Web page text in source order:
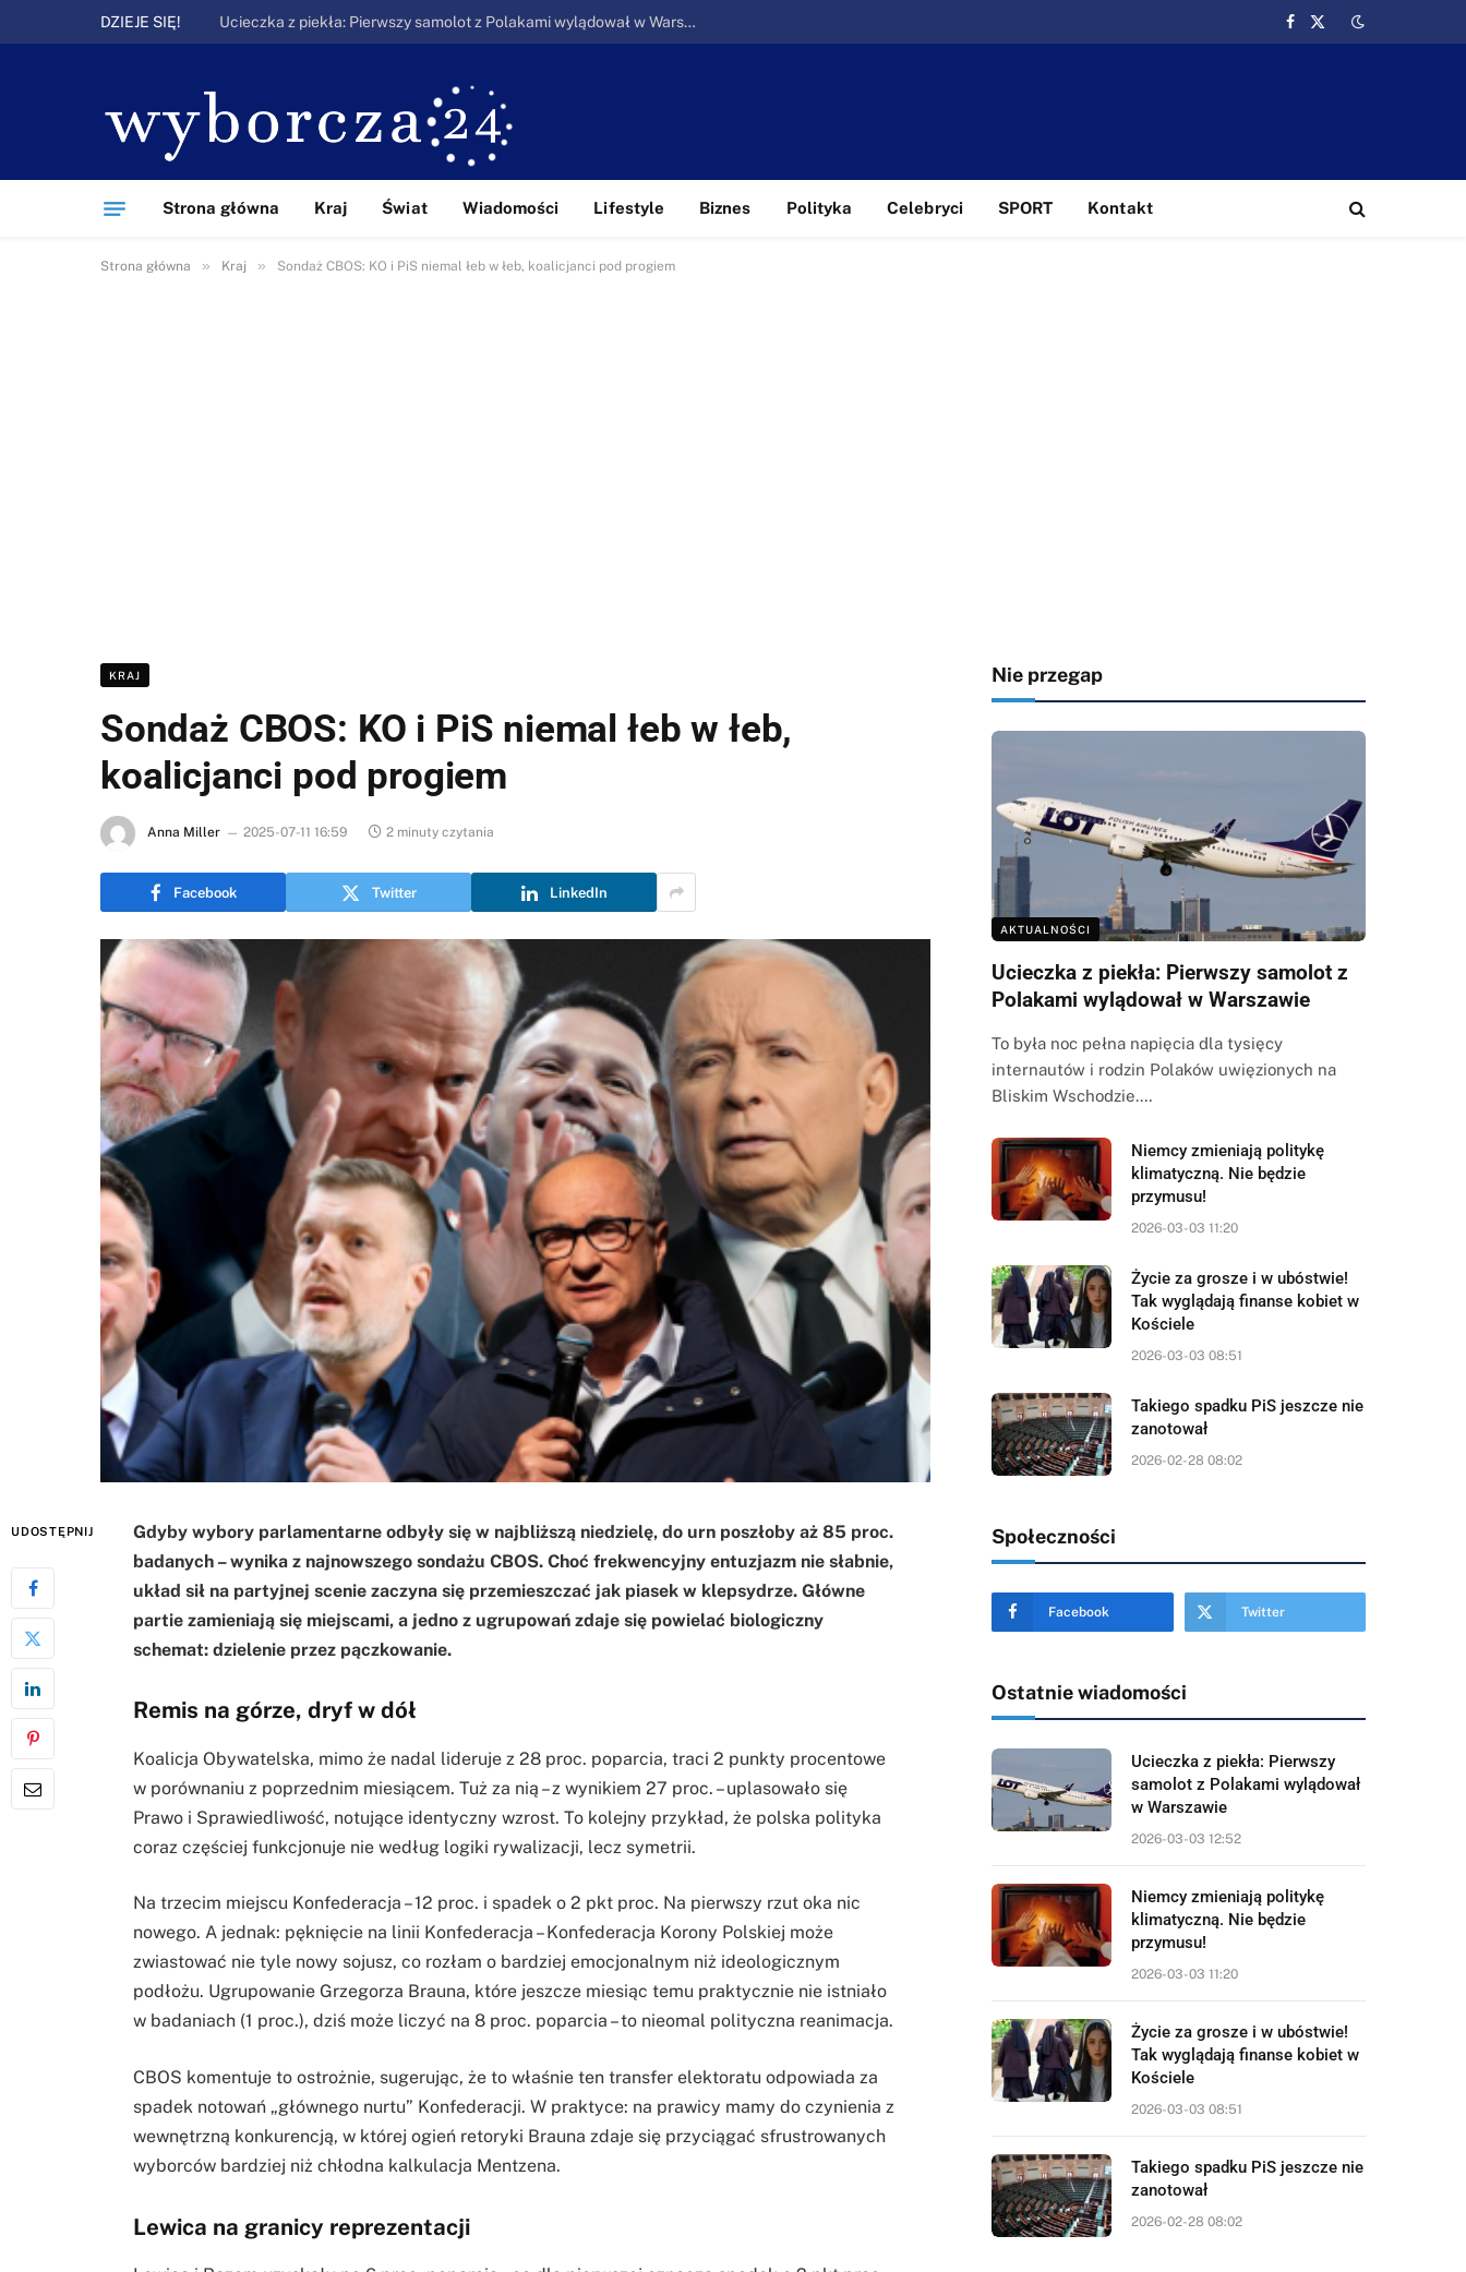
DZIEJE SIĘ! Ucieczka z piekła: Pierwszy samolot z Polakami wylądował w Warszawie
Facebook
X
Strona główna Kraj Świat Wiadomości Lifestyle Biznes Polityka Celebryci SPORT Kontakt
Strona główna » Kraj » Sondaż CBOS: KO i PiS niemal łeb w łeb, koalicjanci pod progiem
KRAJ
Sondaż CBOS: KO i PiS niemal łeb w łeb,
koalicjanci pod progiem
Anna Miller 2025-07-11 16:59 2 minuty czytania
Facebook Twitter LinkedIn
UDOSTĘPNIJ
Gdyby wybory parlamentarne odbyły się w najbliższą niedzielę, do urn poszłoby aż 85 proc.
badanych – wynika z najnowszego sondażu CBOS. Choć frekwencyjny entuzjazm nie słabnie,
układ sił na partyjnej scenie zaczyna się przemieszczać jak piasek w klepsydrze. Główne
partie zamieniają się miejscami, a jedno z ugrupowań zdaje się powielać biologiczny
schemat: dzielenie przez pączkowanie.
Remis na górze, dryf w dół
Koalicja Obywatelska, mimo że nadal lideruje z 28 proc. poparcia, traci 2 punkty procentowe
w porównaniu z poprzednim miesiącem. Tuż za nią – z wynikiem 27 proc. – uplasowało się
Prawo i Sprawiedliwość, notujące identyczny wzrost. To kolejny przykład, że polska polityka
coraz częściej funkcjonuje nie według logiki rywalizacji, lecz symetrii.
Na trzecim miejscu Konfederacja – 12 proc. i spadek o 2 pkt proc. Na pierwszy rzut oka nic
nowego. A jednak: pęknięcie na linii Konfederacja – Konfederacja Korony Polskiej może
zwiastować nie tyle nowy sojusz, co rozłam o bardziej emocjonalnym niż ideologicznym
podłożu. Ugrupowanie Grzegorza Brauna, które jeszcze miesiąc temu praktycznie nie istniało
w badaniach (1 proc.), dziś może liczyć na 8 proc. poparcia – to nieomal polityczna reanimacja.
CBOS komentuje to ostrożnie, sugerując, że to właśnie ten transfer elektoratu odpowiada za
spadek notowań „głównego nurtu” Konfederacji. W praktyce: na prawicy mamy do czynienia z
wewnętrzną konkurencją, w której ogień retoryki Brauna zdaje się przyciągać sfrustrowanych
wyborców bardziej niż chłodna kalkulacja Mentzena.
Lewica na granicy reprezentacji
Nie przegap
AKTUALNOŚCI
Ucieczka z piekła: Pierwszy samolot z
Polakami wylądował w Warszawie
To była noc pełna napięcia dla tysięcy
internautów i rodzin Polaków uwięzionych na
Bliskim Wschodzie.…
Niemcy zmieniają politykę
klimatyczną. Nie będzie
przymusu!
2026-03-03 11:20
Życie za grosze i w ubóstwie!
Tak wyglądają finanse kobiet w
Kościele
2026-03-03 08:51
Takiego spadku PiS jeszcze nie
zanotował
2026-02-28 08:02
Społeczności
Facebook Twitter
Ostatnie wiadomości
Ucieczka z piekła: Pierwszy
samolot z Polakami wylądował
w Warszawie
2026-03-03 12:52
Niemcy zmieniają politykę
klimatyczną. Nie będzie
przymusu!
2026-03-03 11:20
Życie za grosze i w ubóstwie!
Tak wyglądają finanse kobiet w
Kościele
2026-03-03 08:51
Takiego spadku PiS jeszcze nie
zanotował
2026-02-28 08:02